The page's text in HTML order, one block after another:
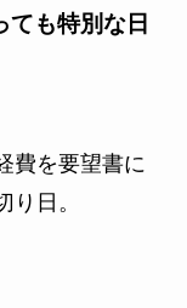
も特別な日
費を要望書に
日。